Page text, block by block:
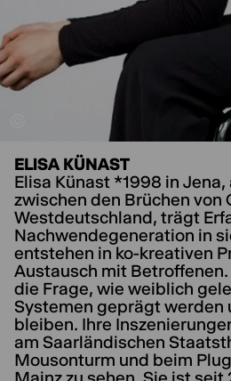
ELISA KÜNAST
Elisa Künast *1998 in
zwischen den Brüchen von
Westdeutschland, trägt
Nachwendegeneration in
entstehen in ko-kreativen
Austausch mit
die Frage, wie weiblich
Systemen geprägt werden
bleiben. Ihre
am Saarländischen
Mousonturm und beim